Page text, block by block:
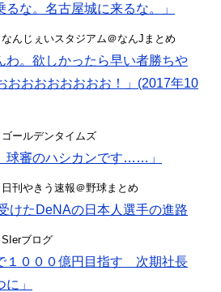
るな。名古屋城に来るな。」
んじぇいスタジアム＠なんJまとめ
わ。欲しかったら早い者勝ちや
おおおおおおおお！」(2017年10
ールデンタイムズ
球審のハシカンです……」
刊やきう速報＠野球まとめ
けたDeNAの日本人選手の進路
ブログ
１０００億円目指す 次期社長
」